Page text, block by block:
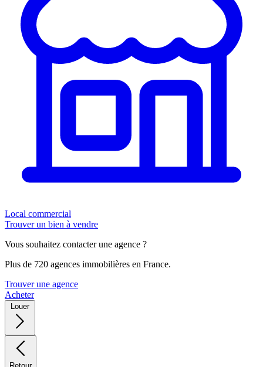
Local commercial
Trouver un bien à vendre
Vous souhaitez contacter une agence ?
Plus de 720 agences immobilières en France.
Trouver une agence
Acheter
Louer